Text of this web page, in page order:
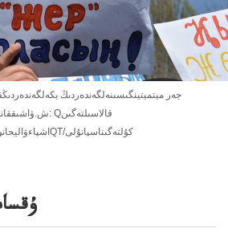
جەر ميتميتينگىسىنەلگەندەردىڭ
اشپاءۋاليحانوۆالاڭى24ءساۋىر2021جىلفوتوQT/كۇلتەگىناسپانۇلى